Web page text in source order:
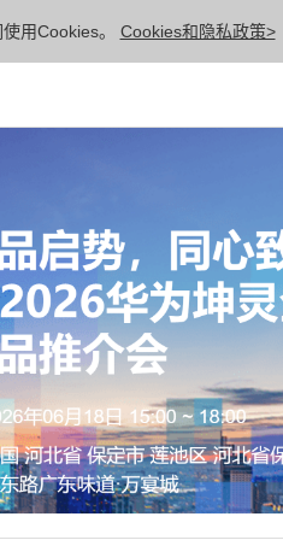
用Cookies。 Cookies和隐私政策>